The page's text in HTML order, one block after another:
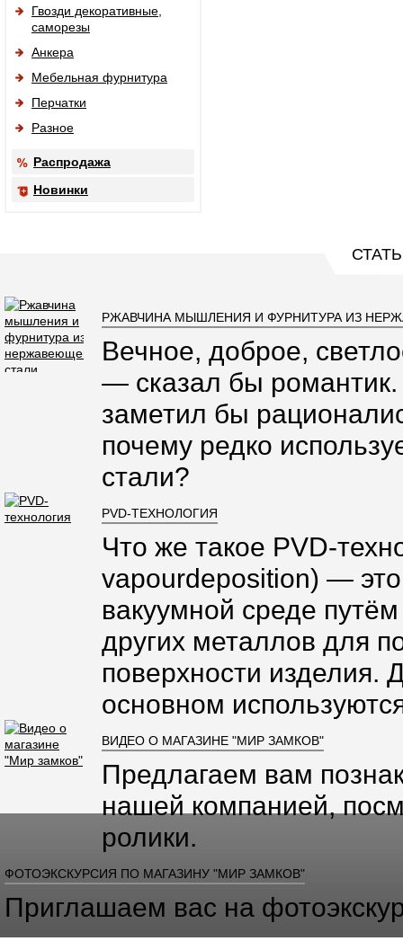
Гвозди декоративные,
саморезы
Анкера
Мебельная фурнитура
Перчатки
Разное
Распродажа
Новинки
РЖАВЧИНА МЫШЛЕНИЯ И ФУРНИТУРА ИЗ
Вечное, доброе,
— сказал бы
заметил бы
почему редко
стали?
PVD-ТЕХНОЛОГИЯ
Что же такое PVD-
vapourdeposition) —
вакуумной среде
других металлов для
поверхности изделия.
основном
ВИДЕО О МАГАЗИНЕ "МИР ЗАМКОВ"
Предлагаем вам
нашей компанией,
ролики.
ФОТОЭКСКУРСИЯ ПО МАГАЗИНУ "МИР ЗАМКОВ"
Приглашаем вас на